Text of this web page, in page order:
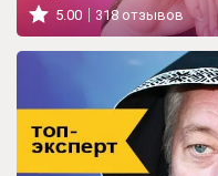
5.00 318 отзывов